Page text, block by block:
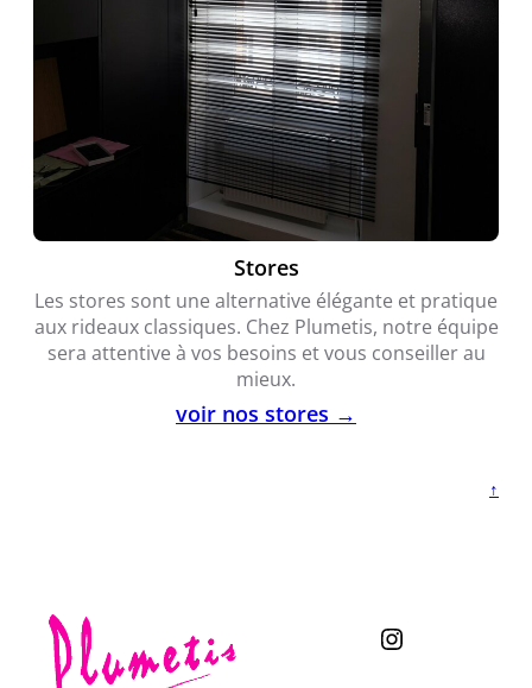
Stores
Les stores sont une alternative élégante et pratique
aux rideaux classiques. Chez Plumetis, notre équipe
sera attentive à vos besoins et vous conseiller au
mieux.
voir nos stores →
↑
Instagram